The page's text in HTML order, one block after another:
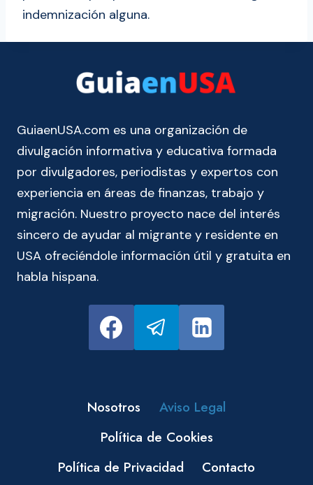
indemnización alguna.
GuiaenUSA.com es una organización de
divulgación informativa y educativa formada
por divulgadores, periodistas y expertos con
experiencia en áreas de finanzas, trabajo y
migración. Nuestro proyecto nace del interés
sincero de ayudar al migrante y residente en
USA ofreciéndole información útil y gratuita en
habla hispana.
Nosotros
Aviso Legal
Política de Cookies
Política de Privacidad
Contacto